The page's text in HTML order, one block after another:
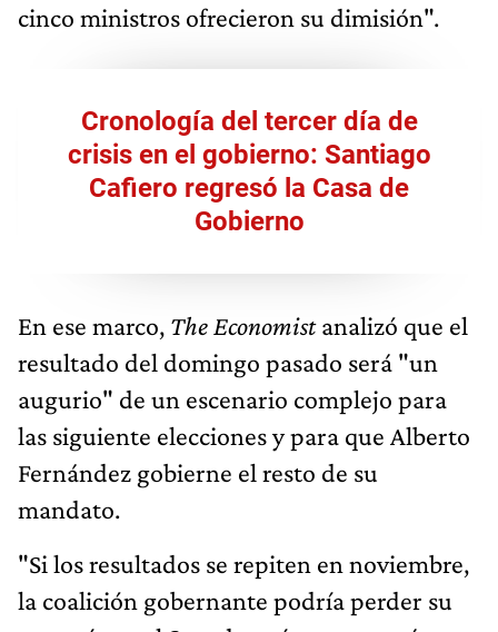
cinco ministros ofrecieron su dimisión".
Cronología del tercer día de
crisis en el gobierno: Santiago
Cafiero regresó la Casa de
Gobierno
En ese marco, The Economistanalizó que el
resultado del domingo pasado será "un
augurio" de un escenario complejo para
las siguiente elecciones y para que Alberto
Fernández gobierne el resto de su
mandato.
"Si los resultados se repiten en noviembre,
la coalición gobernante podría perder su